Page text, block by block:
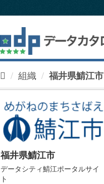
組織 福井県鯖江市
福井県鯖江市
データシティ鯖江ポータルサイ
ト